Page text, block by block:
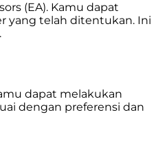
(EA). Kamu dapat
yang telah ditentukan. Ini
dapat melakukan
dengan preferensi dan